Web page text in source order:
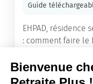
Guide
EHPAD, résidence
: comment faire le bon
ainés.